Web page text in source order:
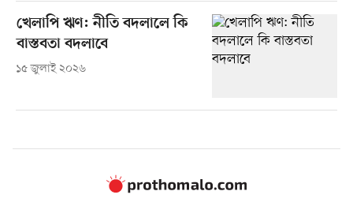
খেলাপি ঋণ: নীতি বদলালে কি
বাস্তবতা বদলাবে
১৫ জুলাই ২০২৬